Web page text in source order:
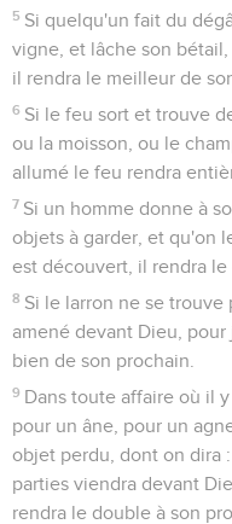
5 Si quelqu'un fait du
vigne, et lâche son bétail,
il rendra le meilleur de
6 Si le feu sort et trouve
ou la moisson, ou le
allumé le feu rendra
7 Si un homme donne à
objets à garder, et qu'on
est découvert, il rendra le
8 Si le larron ne se trouve
amené devant Dieu,
bien de son prochain.
9 Dans toute affaire où il
pour un âne, pour un
objet perdu, dont on dira
parties viendra devant
rendra le double à son